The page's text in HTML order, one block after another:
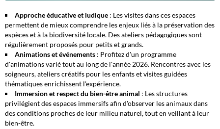
Approche éducative et ludique : Les visites dans ces espaces
permettent de mieux comprendre les enjeux liés à la préservation des
espèces et à la biodiversité locale. Des ateliers pédagogiques sont
régulièrement proposés pour petits et grands.
Animations et événements : Profitez d'un programme
d'animations varié tout au long de l'année 2026. Rencontres avec les
soigneurs, ateliers créatifs pour les enfants et visites guidées
thématiques enrichissent l'expérience.
Immersion et respect du bien-être animal : Les structures
privilégient des espaces immersifs afin d'observer les animaux dans
des conditions proches de leur milieu naturel, tout en veillant à leur
bien-être.